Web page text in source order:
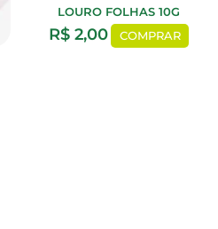
LOURO FOLHAS 10G
R$2,00 COMPRAR